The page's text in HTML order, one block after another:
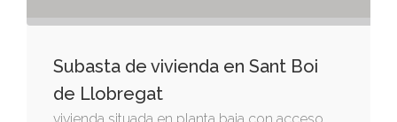
Subasta de vivienda en Sant Boi
de Llobregat